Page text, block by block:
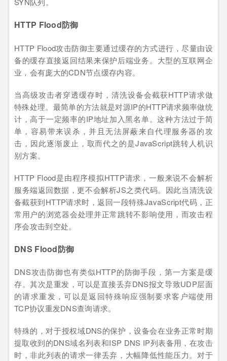
HTTP Flood防御
HTTP Flood攻击防御主要通过缓存的方式进行，尽量由设
备的缓存直接返回结果来保护后端业务。大型的互联网企
业，会有庞大的CDN节点缓存内容。
当高级攻击者穿透缓存时，清洗设备会截获HTTP请求做
特殊处理。最简单的方法就是对源IP的HTTP请求频率做统
计，高于一定频率的IP地址加入黑名单。这种方法过于简
单，容易带来误杀，并且无法屏蔽来自代理服务器的攻
击，因此逐渐废止，取而代之的是JavaScript跳转人机识
别方案。
HTTP Flood是由程序模拟HTTP请求，一般来说不会解析
服务端返回数据，更不会解析JS之类代码。因此当清洗设
备截获到HTTP请求时，返回一段特殊JavaScript代码，正
常用户的浏览器会处理并正常跳转不影响使用，而攻击程
序会攻击到空处。
DNS Flood防御
DNS攻击防御也有类似HTTP的防御手段，第一方案是缓
存。其次是重发，可以是直接丢弃DNS报文导致UDP层面
的请求重发，可以是返回特殊响应强制要求客户端使用
TCP协议重发DNS查询请求。
特殊的，对于授权域DNS的保护，设备会在业务正常时期
提取收到的DNS域名列表和ISP DNS IP列表备用，在攻击
时，非此列表的请求一律丢弃，大幅降低性能压力。对于